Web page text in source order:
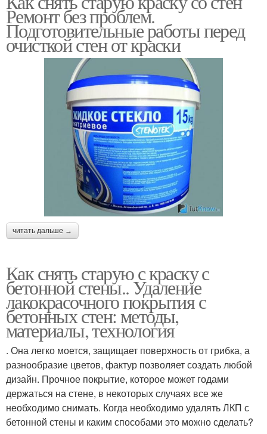
Ремонт без проблем.
Подготовительные работы перед
очисткой стен от краски
читать дальше →
Как снять старую с краску с
бетонной стены.. Удаление
лакокрасочного покрытия с
бетонных стен: методы,
материалы, технология
. Она легко моется, защищает поверхность от грибка, а
разнообразие цветов, фактур позволяет создать любой
дизайн. Прочное покрытие, которое может годами
держаться на стене, в некоторых случаях все же
необходимо снимать. Когда необходимо удалять ЛКП с
бетонной стены и каким способами это можно сделать?